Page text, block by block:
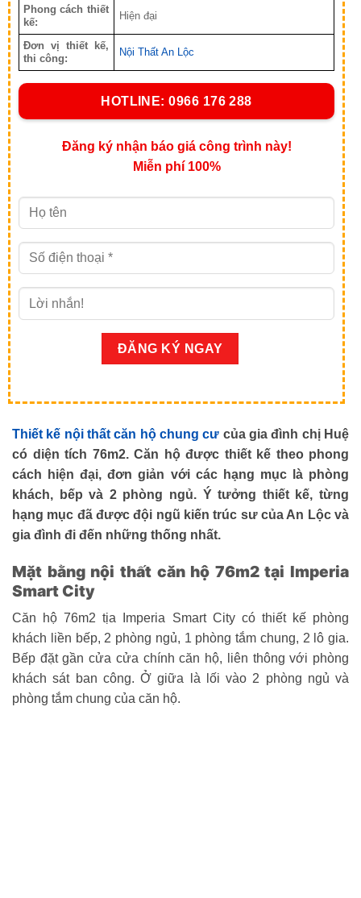
Phong cách thiết
kế:
Hiện đại
Đơn vị thiết kế,
thi công:
Nội Thất An Lộc
HOTLINE: 0966 176 288
Đăng ký nhận báo giá công trình này!
Miễn phí 100%
Thiết kế nội thất căn hộ chung cư của gia đình chị Huệ
có diện tích 76m2. Căn hộ được thiết kế theo phong
cách hiện đại, đơn giản với các hạng mục là phòng
khách, bếp và 2 phòng ngủ. Ý tưởng thiết kế, từng
hạng mục đã được đội ngũ kiến trúc sư của An Lộc và
gia đình đi đến những thống nhất.
Mặt bằng nội thất căn hộ 76m2 tại Imperia
Smart City
Căn hộ 76m2 tịa Imperia Smart City có thiết kế phòng
khách liền bếp, 2 phòng ngủ, 1 phòng tắm chung, 2 lô gia.
Bếp đặt gần cửa cửa chính căn hộ, liên thông với phòng
khách sát ban công. Ở giữa là lối vào 2 phòng ngủ và
phòng tắm chung của căn hộ.